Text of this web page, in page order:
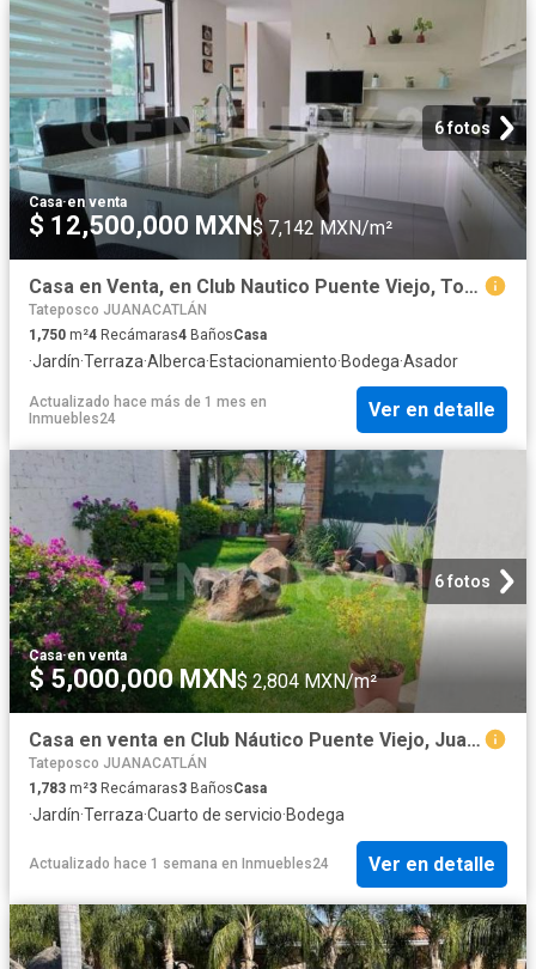
6 fotos
Casa·en venta
$ 12,500,000 MXN$ 7,142 MXN/m²
Casa en Venta, en Club Nautico Puente Viejo, Tonalá, Jalisco
Tateposco JUANACATLÁN
1,750 m²4 Recámaras4 BañosCasa
·Jardín·Terraza·Alberca·Estacionamiento·Bodega·Asador
Actualizado hace más de 1 mes en
Inmuebles24
Ver en detalle
6 fotos
Casa·en venta
$ 5,000,000 MXN$ 2,804 MXN/m²
Casa en venta en Club Náutico Puente Viejo, Juanacatlán
Tateposco JUANACATLÁN
1,783 m²3 Recámaras3 BañosCasa
·Jardín·Terraza·Cuarto de servicio·Bodega
Actualizado hace 1 semana en Inmuebles24 Ver en detalle